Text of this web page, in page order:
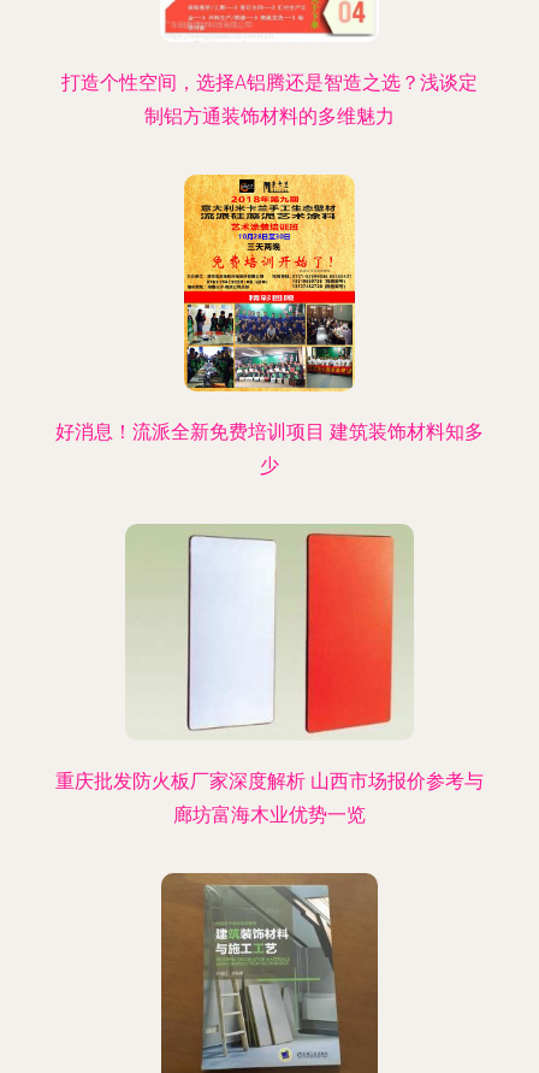
打造个性空间，选择A铝腾还是智造之选？浅谈定
制铝方通装饰材料的多维魅力
好消息！流派全新免费培训项目 建筑装饰材料知多
少
重庆批发防火板厂家深度解析 山西市场报价参考与
廊坊富海木业优势一览